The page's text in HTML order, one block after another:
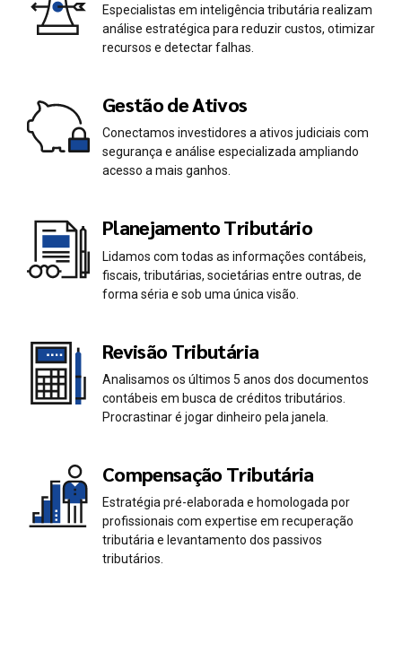
Especialistas em inteligência tributária realizam
análise estratégica para reduzir custos, otimizar
recursos e detectar falhas.
Gestão de Ativos
Conectamos investidores a ativos judiciais com
segurança e análise especializada ampliando
acesso a mais ganhos.
Planejamento Tributário
Lidamos com todas as informações contábeis,
fiscais, tributárias, societárias entre outras, de
forma séria e sob uma única visão.
Revisão Tributária
Analisamos os últimos 5 anos dos documentos
contábeis em busca de créditos tributários.
Procrastinar é jogar dinheiro pela janela.
Compensação Tributária
Estratégia pré-elaborada e homologada por
profissionais com expertise em recuperação
tributária e levantamento dos passivos
tributários.
0
1
2
3
4
5
6
0
1
2
3
4
5
6